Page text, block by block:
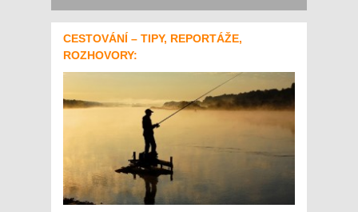
CESTOVÁNÍ – TIPY, REPORTÁŽE,
ROZHOVORY: